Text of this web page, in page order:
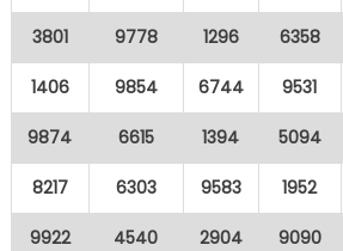
3801 9778 1296 6358
1406 9854 6744 9531
9874 6615 1394 5094
8217 6303 9583 1952
9922 4540 2904 9090